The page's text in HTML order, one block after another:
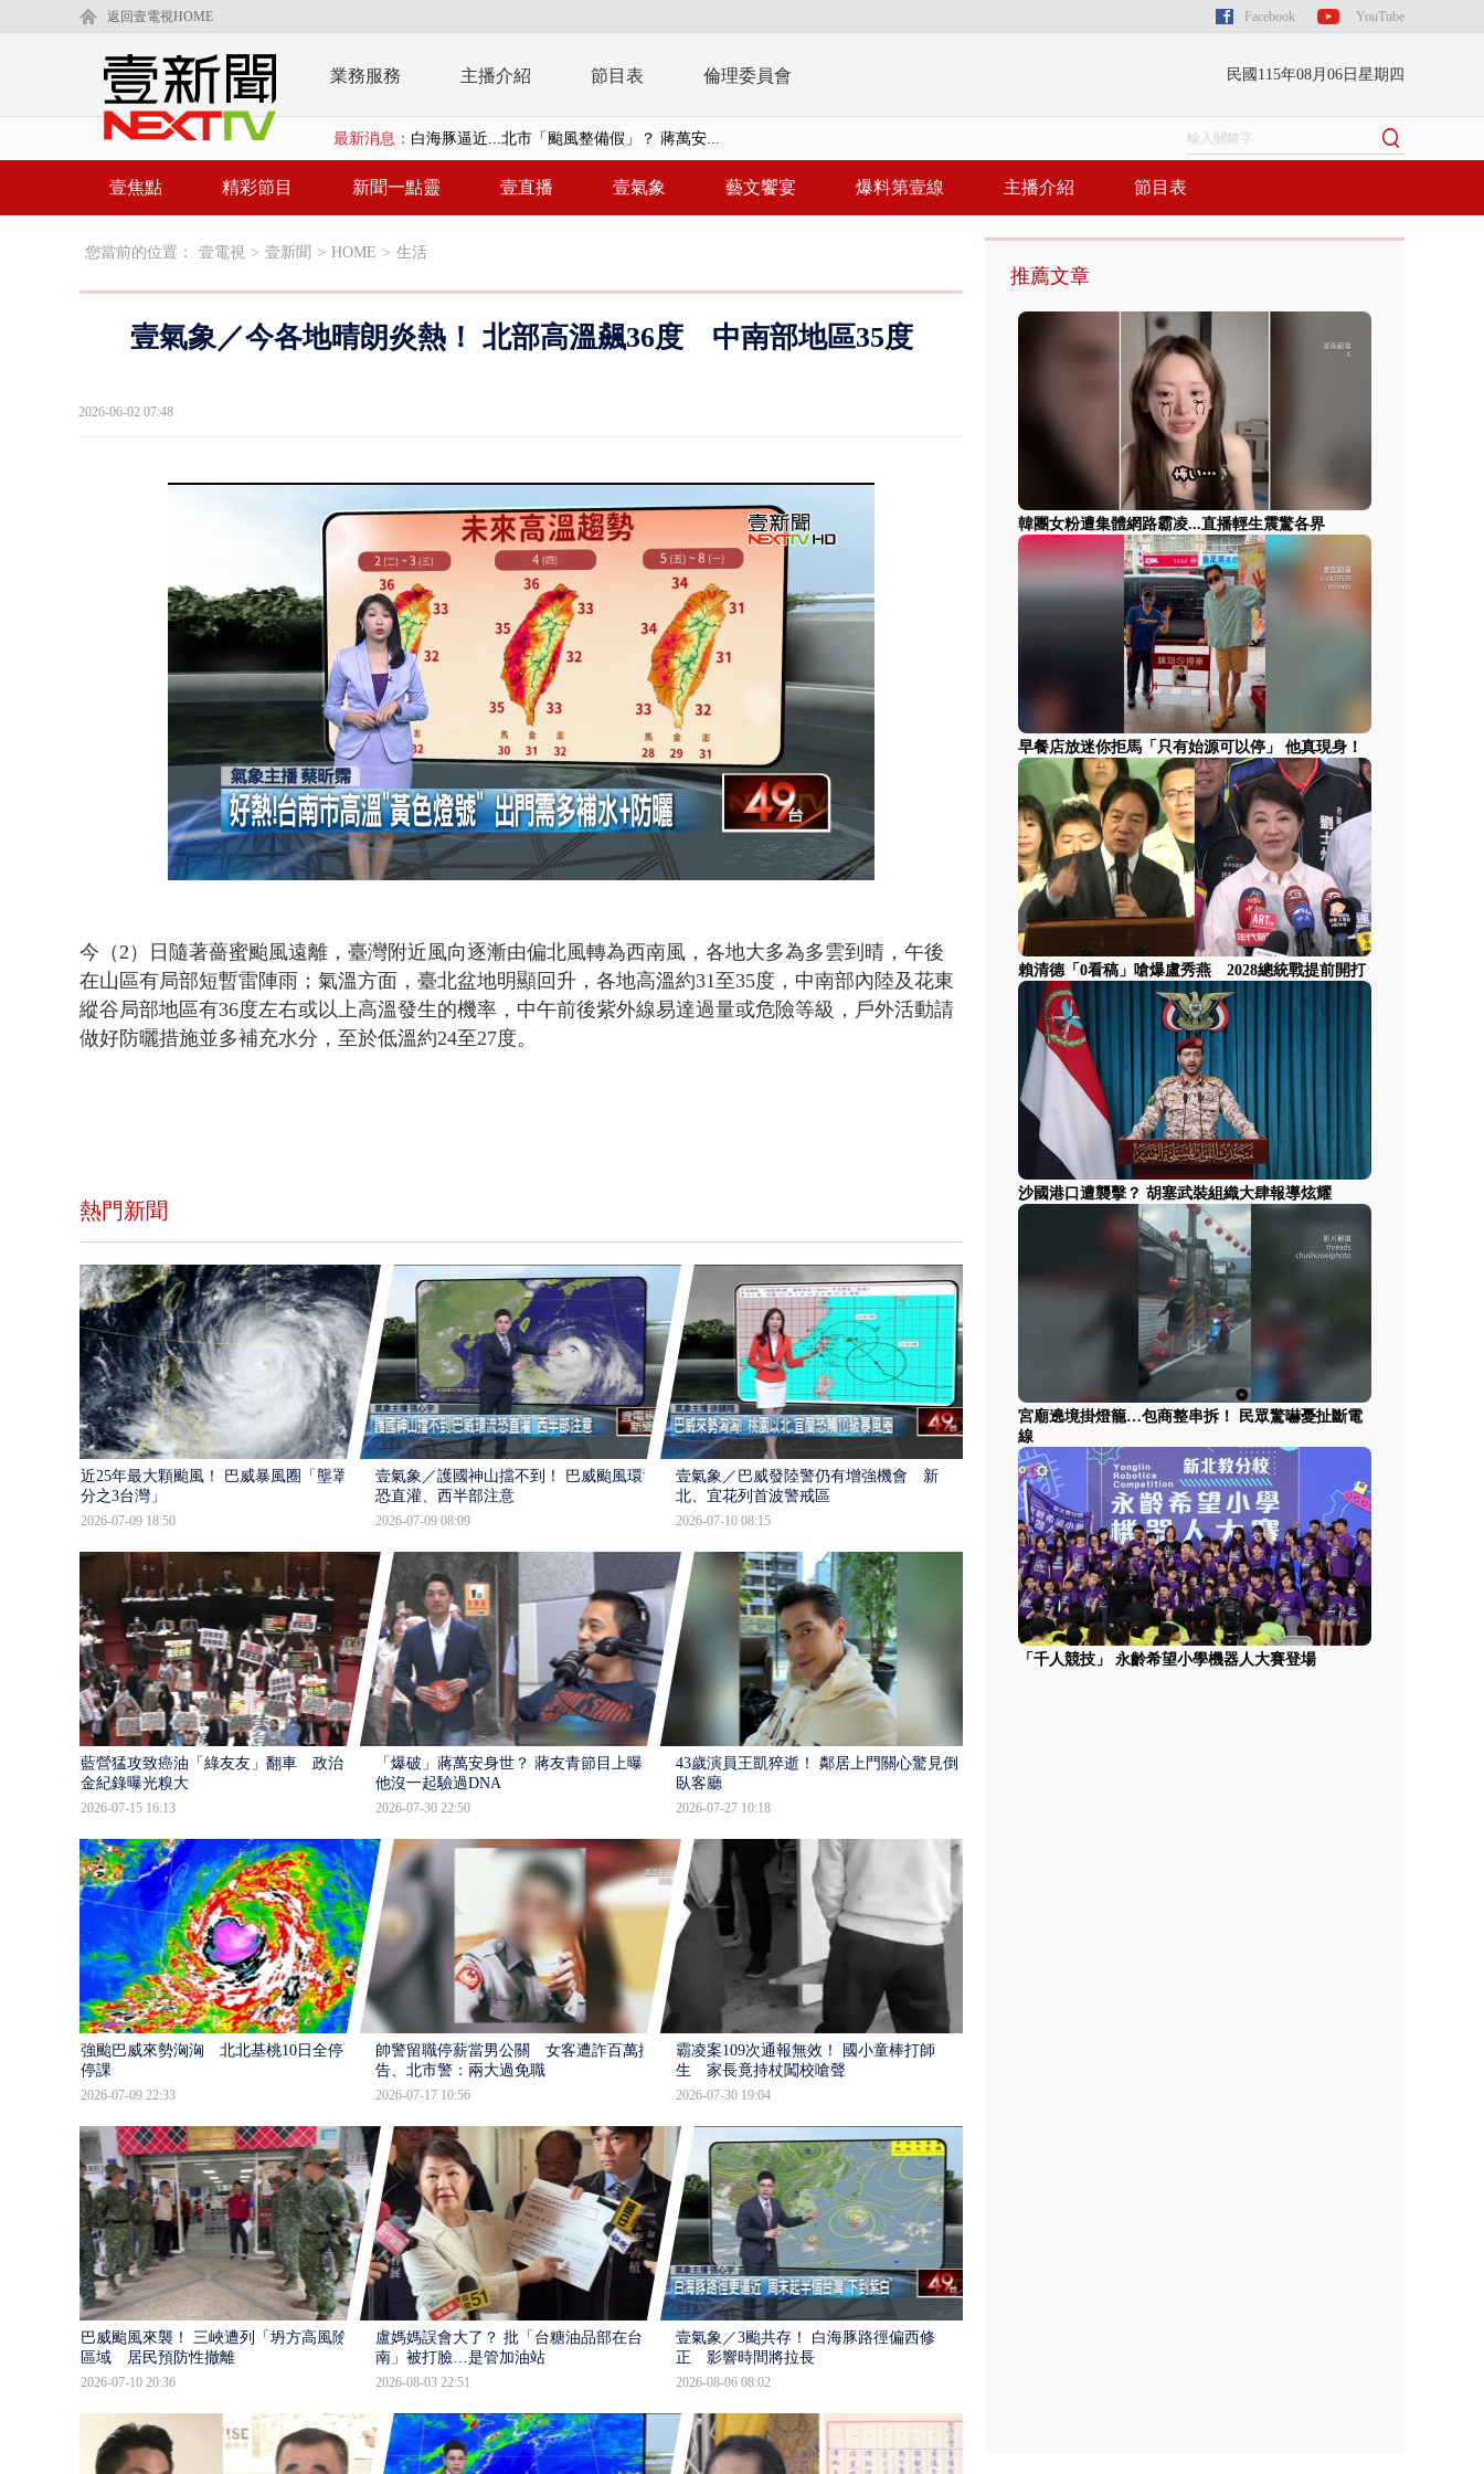
返回壹電視HOME Facebook YouTube
業務服務 主播介紹 節目表 倫理委員會 民國115年08月06日星期四
最新消息： 利慾薰心！ 美女律師涉龐大洗錢鏈 通緝港...
早餐店放迷你拒馬「只有始源可以停」 他真...
白海豚逼近...北市「颱風整備假」？ 蔣萬安...
壹焦點 精彩節目 新聞一點靈 壹直播 壹氣象 藝文饗宴 爆料第壹線 主播介紹 節目表
您當前的位置： 壹電視 > 壹新聞 > HOME > 生活
壹氣象／今各地晴朗炎熱！ 北部高溫飆36度 中南部地區35度
2026-06-02 07:48
Loaded:
36.85%
今（2） 日 隨著薔蜜颱風遠離，臺灣附近風向逐漸由偏北風轉為西南風，各地大多為多雲到晴，午後
在山區有局部短暫雷陣雨；氣溫方面，臺北盆地明顯回升，各地高溫約31至35度，中南部內陸及花東
縱谷局部地區有36度左右或以上高溫發生的機率，中午前後紫外線易達過量或危險等級，戶外活動請
做好防曬措施並多補充水分，至於低溫約24至27度。
熱門新聞
近25年最大顆颱風！ 巴威暴風圈「壟罩4
分之3台灣」
2026-07-09 18:50
壹氣象／護國神山擋不到！ 巴威颱風環流
恐直灌、西半部注意
2026-07-09 08:09
壹氣象／巴威發陸警仍有增強機會 新
北、宜花列首波警戒區
2026-07-10 08:15
藍營猛攻致癌油「綠友友」翻車 政治獻
金紀錄曝光糗大
2026-07-15 16:13
「爆破」蔣萬安身世？ 蔣友青節目上曝：
他沒一起驗過DNA
2026-07-30 22:50
43歲演員王凱猝逝！ 鄰居上門關心驚見倒
臥客廳
2026-07-27 10:18
強颱巴威來勢洶洶 北北基桃10日全停班
停課
2026-07-09 22:33
帥警留職停薪當男公關 女客遭詐百萬提
告、北市警：兩大過免職
2026-07-17 10:56
霸凌案109次通報無效！ 國小童棒打師
生 家長竟持杖闖校嗆聲
2026-07-30 19:04
巴威颱風來襲！ 三峽遭列「坍方高風險」
區域 居民預防性撤離
2026-07-10 20:36
盧媽媽誤會大了？ 批「台糖油品部在台
南」被打臉…是管加油站
2026-08-03 22:51
壹氣象／3颱共存！ 白海豚路徑偏西修
正 影響時間將拉長
2026-08-06 08:02
推薦文章
韓團女粉遭集體網路霸凌...直播輕生震驚各界
早餐店放迷你拒馬「只有始源可以停」 他真現身！
賴清德「0看稿」嗆爆盧秀燕 2028總統戰提前開打
沙國港口遭襲擊？ 胡塞武裝組織大肆報導炫耀
宮廟遶境掛燈籠…包商整串拆！ 民眾驚嚇憂扯斷電
線
「千人競技」 永齡希望小學機器人大賽登場